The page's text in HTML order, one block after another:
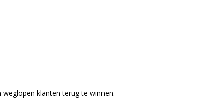
klanten terug te winnen.